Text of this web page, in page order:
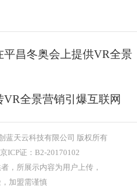
平昌冬奥会上提供VR全景
全景营销引爆互联网
蓝天云科技有限公司 版权所有
ICP证：B2-20170102
，所展示内容为用户上传，
加盟需谨慎